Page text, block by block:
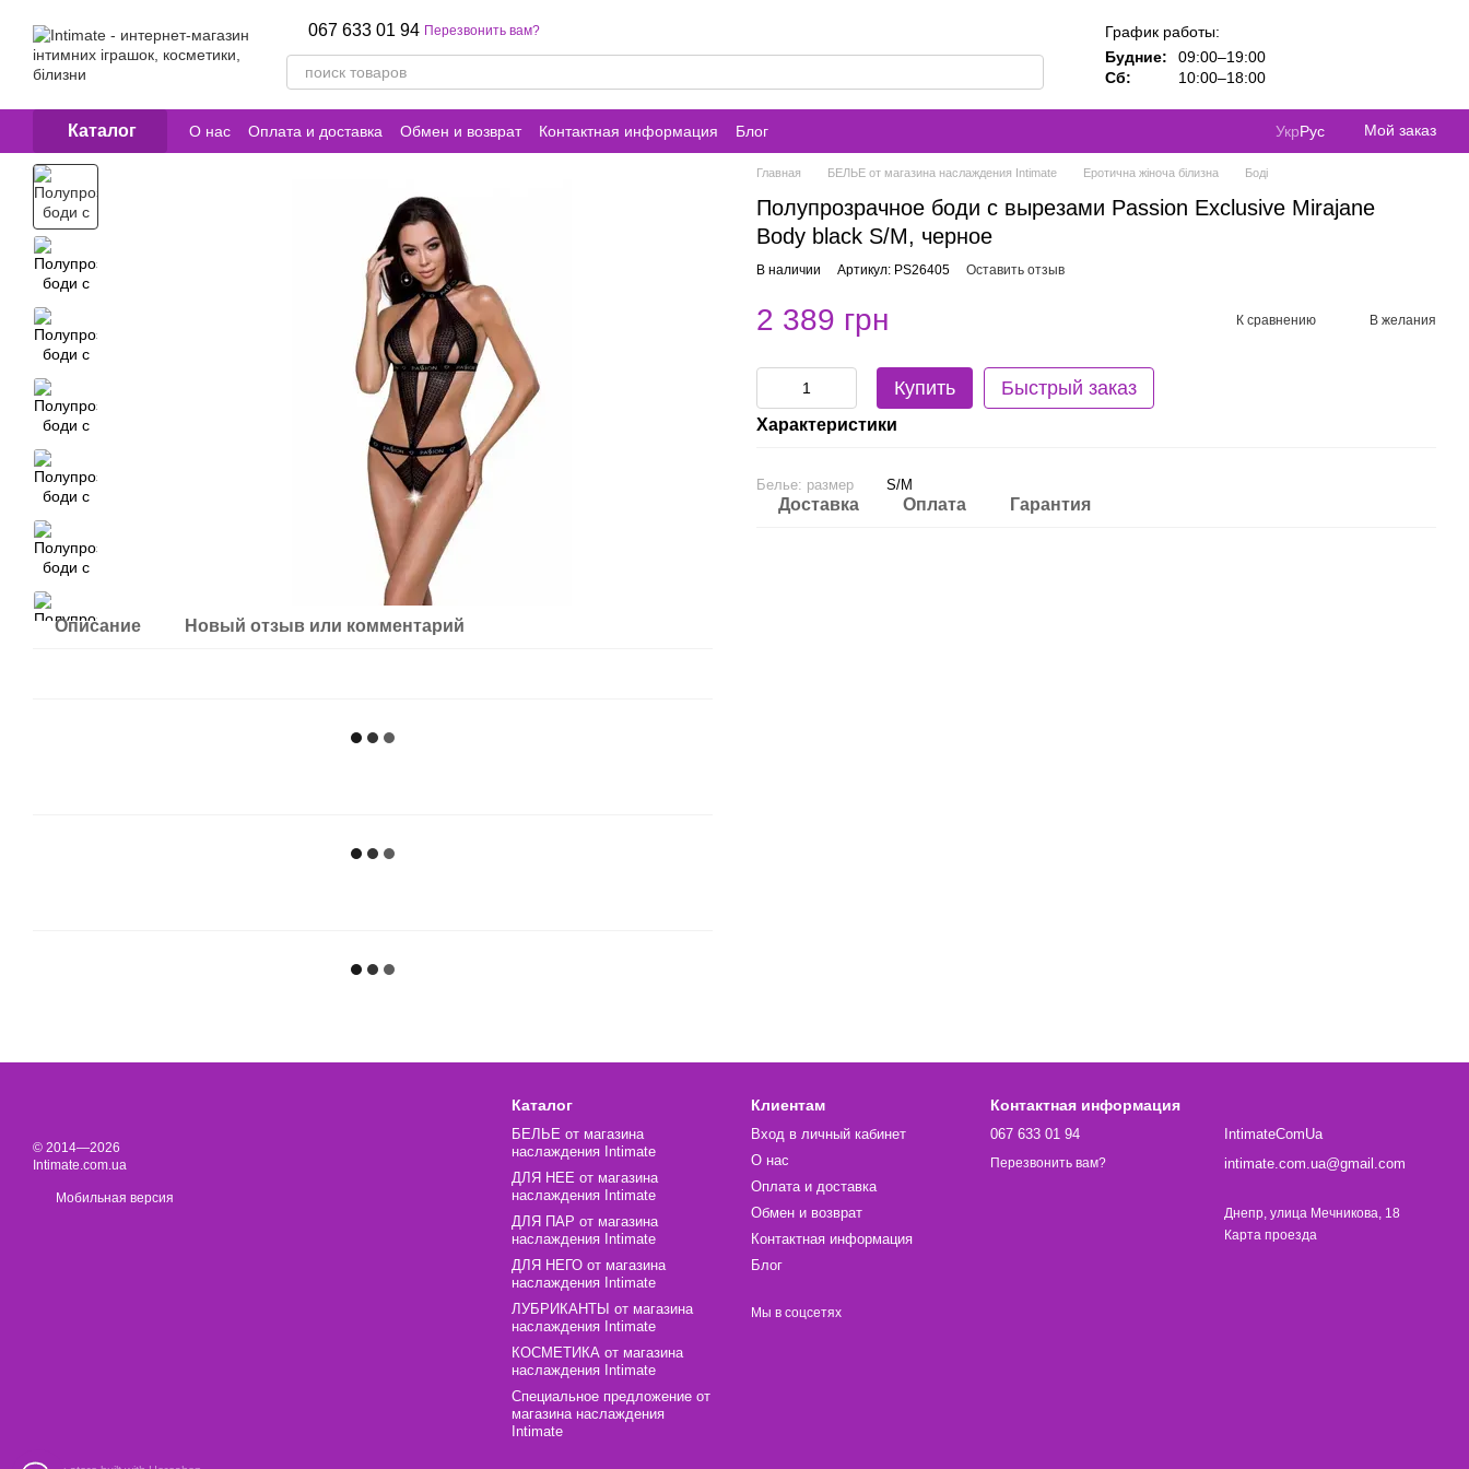
067 633 01 94 Перезвонить вам?
График работы:
Будние:
09:00–19:00
Сб:
10:00–18:00
Каталог О нас Оплата и доставка Обмен и возврат Контактная информация Блог УкрРус Мой заказ
Описание Новый отзыв или комментарий
Главная БЕЛЬЕ от магазина наслаждения Intimate Еротична жіноча білизна Боді
Полупрозрачное боди с вырезами Passion Exclusive Mirajane
Body black S/M, черное
В наличии Артикул: PS26405 Оставить отзыв
2 389 грн К сравнению В желания
Купить Быстрый заказ
Характеристики
Белье: размер S/M
Доставка Оплата Гарантия
© 2014—2026
Intimate.com.ua
Мобильная версия
Каталог
БЕЛЬЕ от магазина
наслаждения Intimate
ДЛЯ НЕЕ от магазина
наслаждения Intimate
ДЛЯ ПАР от магазина
наслаждения Intimate
ДЛЯ НЕГО от магазина
наслаждения Intimate
ЛУБРИКАНТЫ от магазина
наслаждения Intimate
КОСМЕТИКА от магазина
наслаждения Intimate
Специальное предложение от
магазина наслаждения
Intimate
Клиентам
Вход в личный кабинет
О нас
Оплата и доставка
Обмен и возврат
Контактная информация
Блог
Мы в соцсетях
Контактная информация
067 633 01 94
Перезвонить вам?
IntimateComUa
intimate.com.ua@gmail.com
Днепр, улица Мечникова, 18
Карта проезда